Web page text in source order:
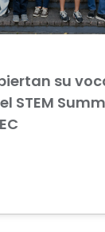
su
STEM